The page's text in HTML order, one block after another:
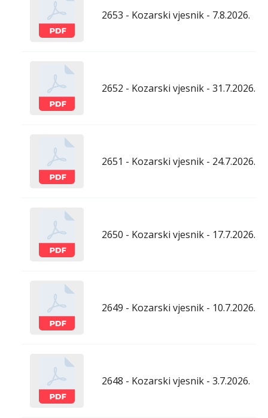
2653 - Kozarski vjesnik - 7.8.2026.
2652 - Kozarski vjesnik - 31.7.2026.
2651 - Kozarski vjesnik - 24.7.2026.
2650 - Kozarski vjesnik - 17.7.2026.
2649 - Kozarski vjesnik - 10.7.2026.
2648 - Kozarski vjesnik - 3.7.2026.